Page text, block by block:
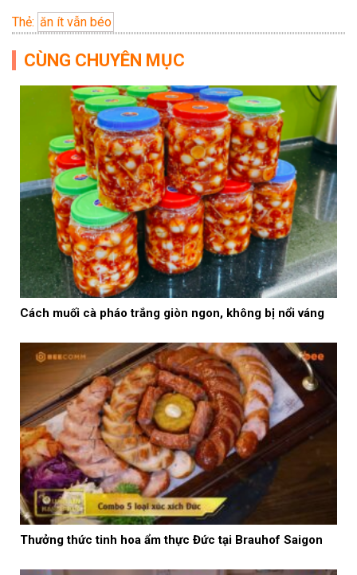
Thẻ: ăn ít vẫn béo
CÙNG CHUYÊN MỤC
Cách muối cà pháo trắng giòn ngon, không bị nổi váng
Thưởng thức tinh hoa ẩm thực Đức tại Brauhof Saigon